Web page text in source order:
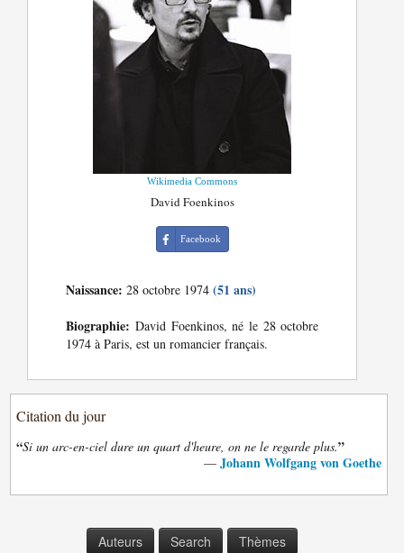
Wikimedia Commons
David Foenkinos
Facebook
Naissance: 28 octobre 1974(51 ans)
Biographie: David Foenkinos, né le 28 octobre
1974 à Paris, est un romancier français.
Citation du jour
“Si un arc-en-ciel dure un quart d'heure, on ne le regarde plus.”
— Johann Wolfgang von Goethe
Auteurs Search Thèmes